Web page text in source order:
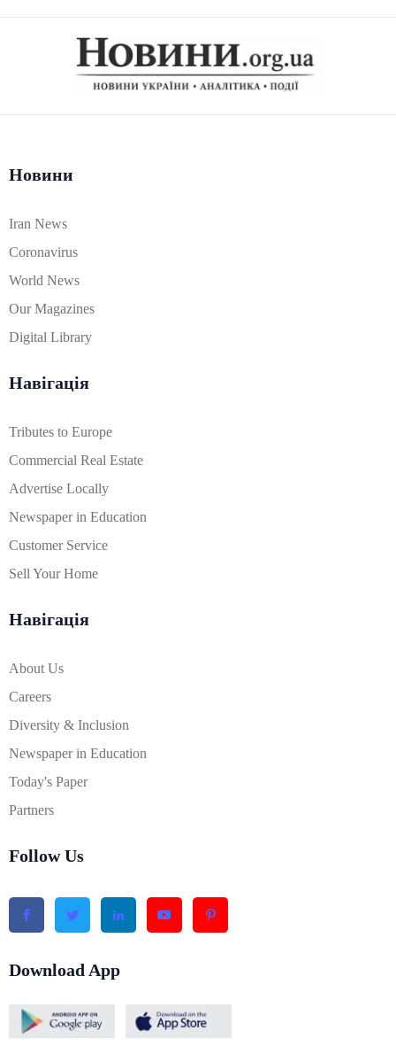
Новини
Iran News
Coronavirus
World News
Our Magazines
Digital Library
Навігація
Tributes to Europe
Commercial Real Estate
Advertise Locally
Newspaper in Education
Customer Service
Sell Your Home
Навігація
About Us
Careers
Diversity & Inclusion
Newspaper in Education
Today's Paper
Partners
Follow Us
Download App